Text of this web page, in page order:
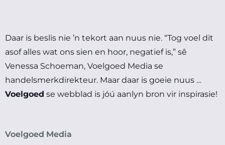
Daar is beslis nie ’n tekort aan nuus nie. “Tog voel dit
asof alles wat ons sien en hoor, negatief is,” sê
Venessa Schoeman, Voelgoed Media se
handelsmerkdirekteur. Maar daar is goeie nuus …
Voelgoed se webblad is jóú aanlyn bron vir inspirasie!
Voelgoed Media